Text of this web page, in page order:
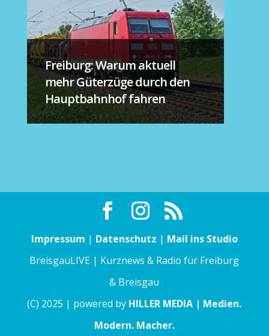
Freiburg: Warum aktuell
mehr Güterzüge durch den
Hauptbahnhof fahren
Impressum | Datenschutz | Mail ins Studio
BreisgauLIVE | Kurznews & Radio für Freiburg
& Breisgau
(C) 2025 | powered by HILLER MEDIA | Medien.
Modern. Macher.